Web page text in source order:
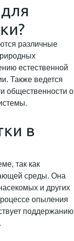
различные
естественной
Также ведется
общественности о
в
так как
среды. Она
и других
опыления
поддержанию